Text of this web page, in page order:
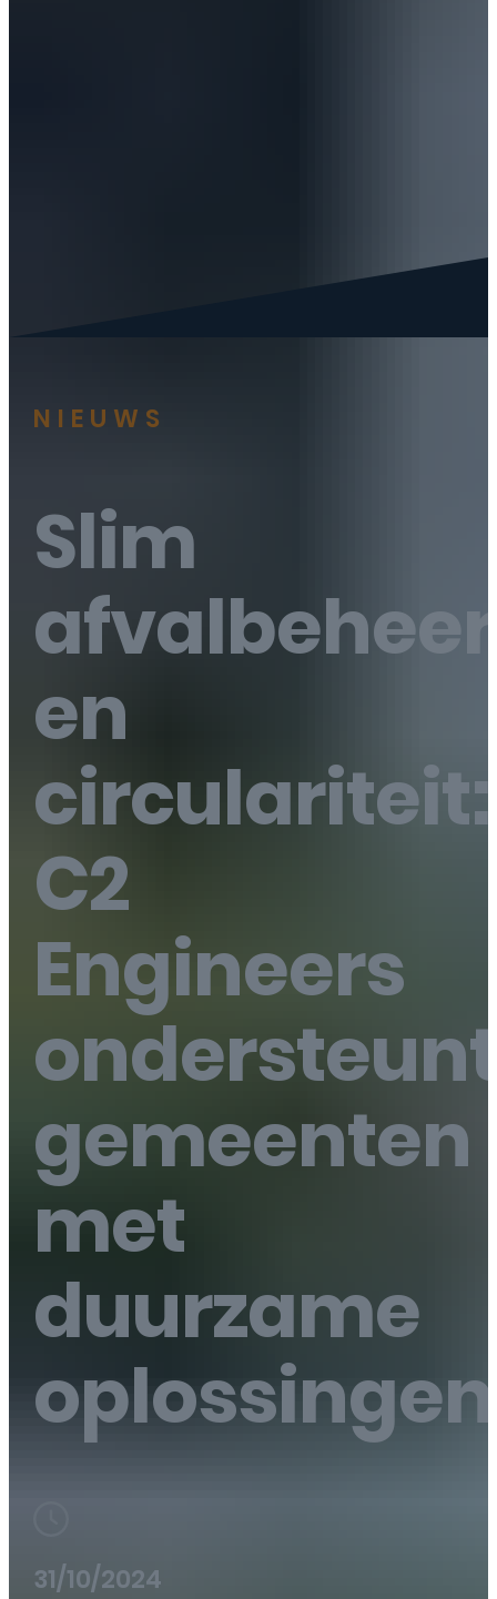
NIEUWS
Slim
afvalbeheer
en
circulariteit:
C2
Engineers
ondersteunt
gemeenten
met
duurzame
oplossingen
31/10/2024